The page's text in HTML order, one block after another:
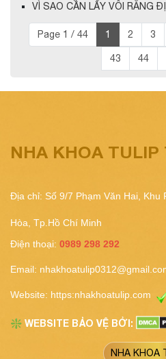
VÌ SAO CẦN LẤY VÔI RĂNG
Page 1 / 44 1 2 3
43 44
NHA KHOA TULIP
Địa chỉ: Số 9/7 Phạm Văn Hai, Khu
Hòa, Tp.Hồ Chí Minh
Điện thoại: 0989 298 292
Email:
Website: https:nhakhoatulip.com
❇️ WEBSITE BẢO VỆ BỞI:
NHA KHOA